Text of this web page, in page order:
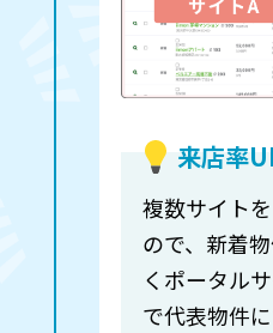
来店率
複数サイト
ので、新着
くポータル
で代表物件